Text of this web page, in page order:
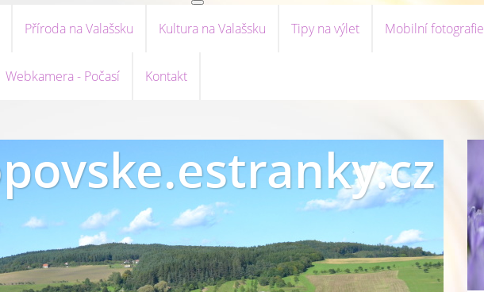
Příroda na Valašsku Kultura na Valašsku Tipy na výlet Mobilní fotografie
Webkamera - Počasí Kontakt